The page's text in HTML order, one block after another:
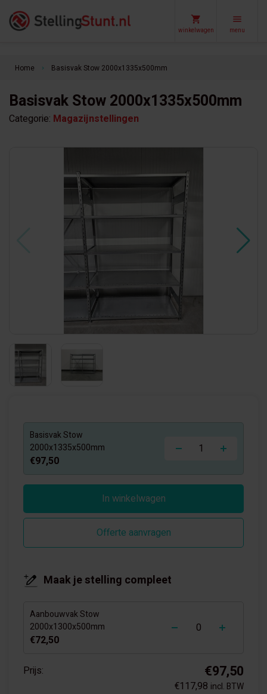
winkelwagen menu
Home keyboard_arrow_right Basisvak Stow 2000x1335x500mm
Basisvak Stow 2000x1335x500mm
Categorie: Magazijnstellingen
Basisvak Stow
2000x1335x500mm
€97,50
In winkelwagen
Offerte aanvragen
Maak je stelling compleet
Aanbouwvak Stow
2000x1300x500mm
€72,50
Prijs: €97,50
€117,98 incl. BTW